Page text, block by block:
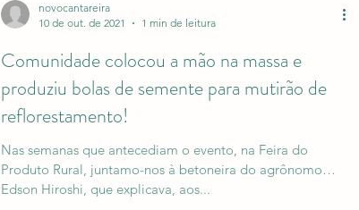
novocantareira
10 de out. de 2021
1 min de leitura
Comunidade colocou a mão na massa e
produziu bolas de semente para mutirão de
reflorestamento!
Nas semanas que antecediam o evento, na Feira do
Produto Rural, juntamo-nos à betoneira do agrônomo
Edson Hiroshi, que explicava, aos...